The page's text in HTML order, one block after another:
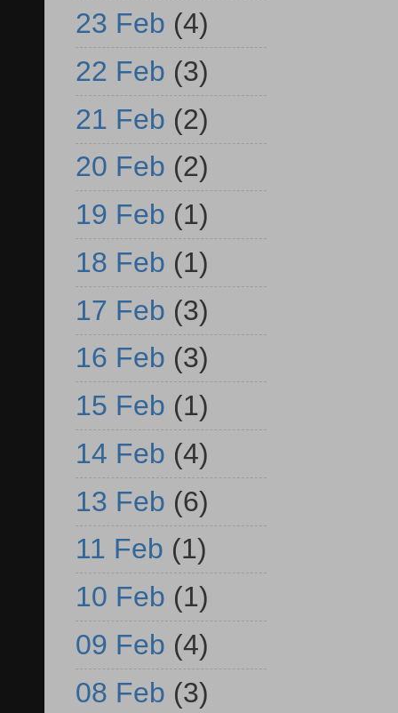
23 Feb (4)
22 Feb (3)
21 Feb (2)
20 Feb (2)
19 Feb (1)
18 Feb (1)
17 Feb (3)
16 Feb (3)
15 Feb (1)
14 Feb (4)
13 Feb (6)
11 Feb (1)
10 Feb (1)
09 Feb (4)
08 Feb (3)